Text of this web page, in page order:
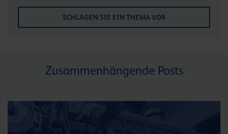
SCHLAGEN SIE EIN THEMA VOR
Zusammenhängende Posts